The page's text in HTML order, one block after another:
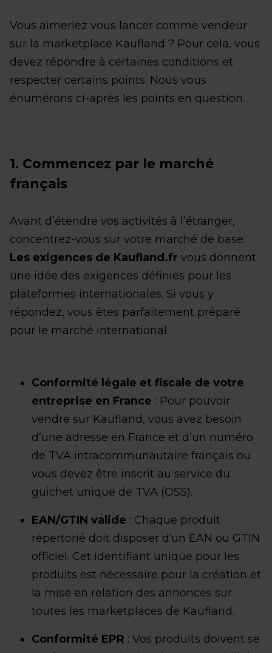
Vous aimeriez vous lancer comme vendeur
sur la marketplace Kaufland ? Pour cela, vous
devez répondre à certaines conditions et
respecter certains points. Nous vous
énumérons ci-après les points en question.
1. Commencez par le marché
français
Avant d’étendre vos activités à l’étranger,
concentrez-vous sur votre marché de base.
Les exigences de Kaufland.fr vous donnent
une idée des exigences définies pour les
plateformes internationales. Si vous y
répondez, vous êtes parfaitement préparé
pour le marché international.
Conformité légale et fiscale de votre
entreprise en France : Pour pouvoir
vendre sur Kaufland, vous avez besoin
d’une adresse en France et d’un numéro
de TVA intracommunautaire français ou
vous devez être inscrit au service du
guichet unique de TVA (OSS).
EAN/GTIN valide : Chaque produit
répertorié doit disposer d‘un EAN ou GTIN
officiel. Cet identifiant unique pour les
produits est nécessaire pour la création et
la mise en relation des annonces sur
toutes les marketplaces de Kaufland.
Conformité EPR : Vos produits doivent se